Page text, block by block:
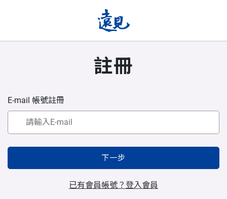
註冊
E-mail 帳號註冊
下一步
已有會員帳號？登入會員